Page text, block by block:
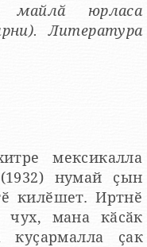
майлӑ юрласа
Литература
мексикалла
нумай ҫын
килӗшет. Иртнӗ
чух, мана кӑсӑк
ҫак